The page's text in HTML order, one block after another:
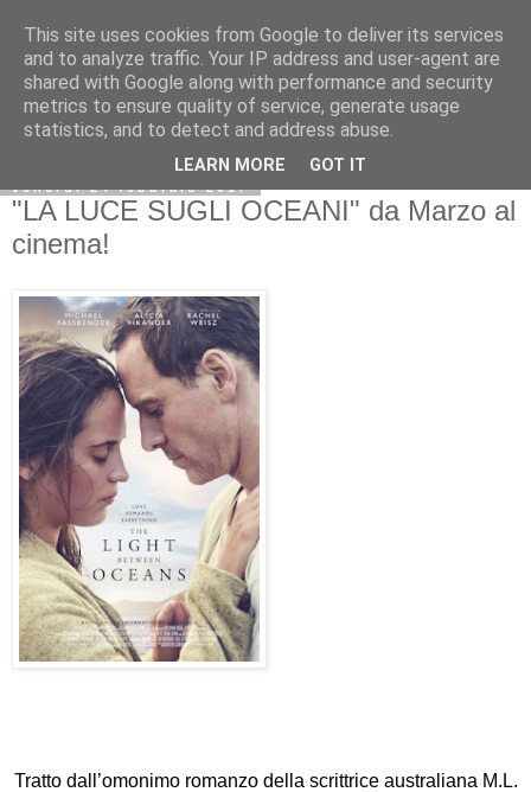
venerdì 24 febbraio 2017
"LA LUCE SUGLI OCEANI" da Marzo al
cinema!
Tratto dall’omonimo romanzo della scrittrice australiana M.L.
This site uses cookies from Google to deliver its services
and to analyze traffic. Your IP address and user-agent are
shared with Google along with performance and security
metrics to ensure quality of service, generate usage
statistics, and to detect and address abuse.
LEARN MORE GOT IT